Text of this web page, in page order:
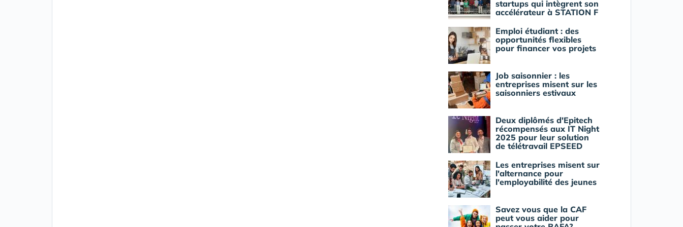
startups qui intègrent son
accélérateur à STATION F
Emploi étudiant : des
opportunités flexibles
pour financer vos projets
Job saisonnier : les
entreprises misent sur les
saisonniers estivaux
Deux diplômés d'Epitech
récompensés aux IT Night
2025 pour leur solution
de télétravail EPSEED
Les entreprises misent sur
l'alternance pour
l'employabilité des jeunes
Savez vous que la CAF
peut vous aider pour